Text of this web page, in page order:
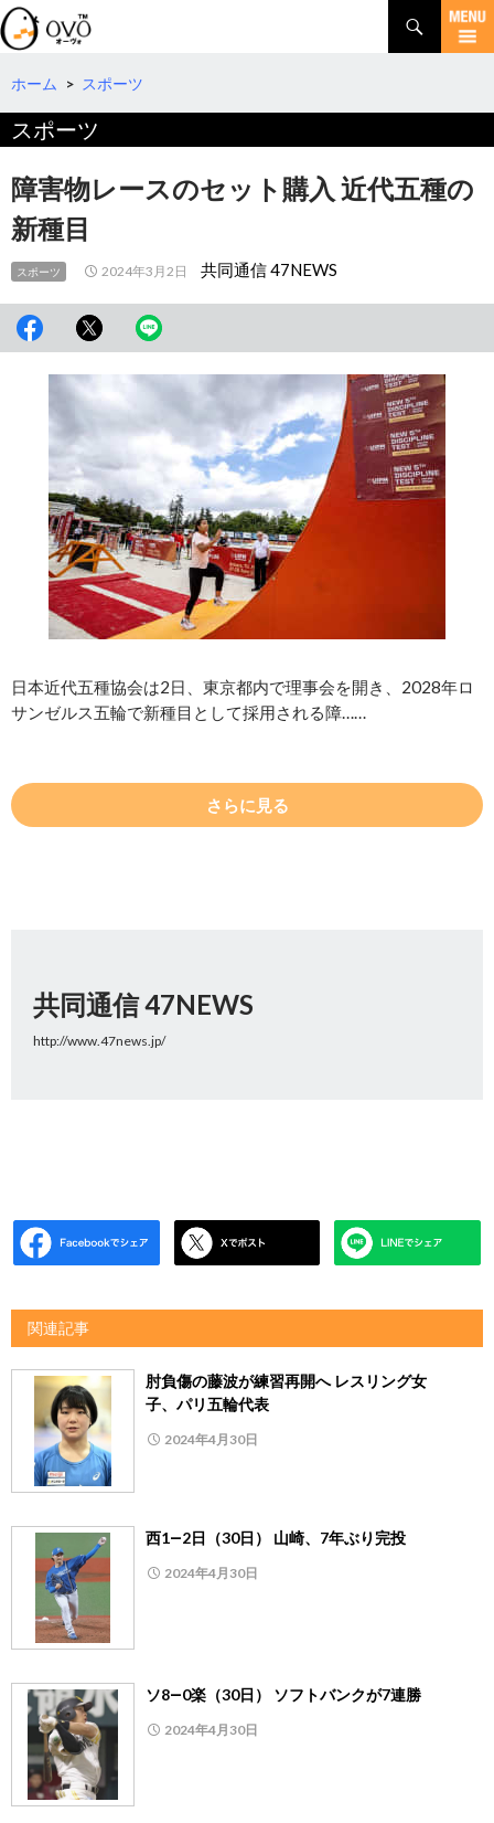
検
索
コ
テ
へ
移
動
ホーム > スポーツ
スポーツ
障害物レースのセット購入 近代五種の
新種目
スポーツ 2024年3月2日 共同通信 47NEWS
日本近代五種協会は2日、東京都内で理事会を開き、2028年ロ
サンゼルス五輪で新種目として採用される障……
さらに見る
共同通信 47NEWS
http://www.47news.jp/
関連記事
肘負傷の藤波が練習再開へ レスリング女
子、パリ五輪代表
2024年4月30日
西1―2日（30日） 山崎、7年ぶり完投
2024年4月30日
ソ8―0楽（30日） ソフトバンクが7連勝
2024年4月30日